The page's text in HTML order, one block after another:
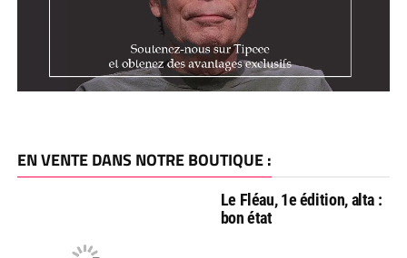
EN VENTE DANS NOTRE BOUTIQUE :
Le Fléau, 1e édition, alta :
bon état